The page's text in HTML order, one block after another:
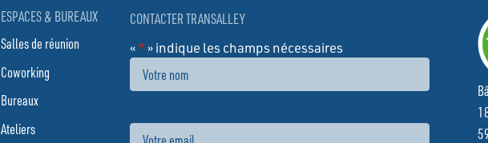
ESPACES & BUREAUX
Salles de réunion
Coworking
Bureaux
Ateliers
CONTACTER TRANSALLEY
«* » indique les champs nécessaires
Nom
Email